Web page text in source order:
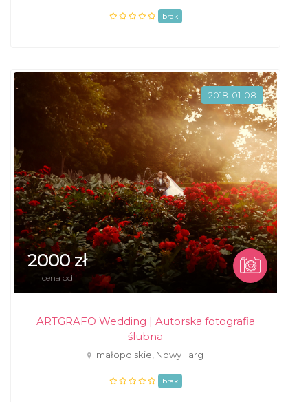
brak
2018-01-08
2000 zł
cena od
ARTGRAFO Wedding | Autorska fotografia
ślubna
małopolskie, Nowy Targ
brak